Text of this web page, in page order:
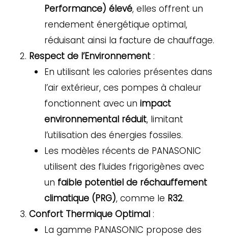
Performance) élevé, elles offrent un
rendement énergétique optimal,
réduisant ainsi la facture de chauffage.
Respect de l’Environnement:
En utilisant les calories présentes dans
l’air extérieur, ces pompes à chaleur
fonctionnent avec un impact
environnemental réduit, limitant
l’utilisation des énergies fossiles.
Les modèles récents de PANASONIC
utilisent des fluides frigorigènes avec
un faible potentiel de réchauffement
climatique (PRG), comme le R32.
Confort Thermique Optimal:
La gamme PANASONIC propose des